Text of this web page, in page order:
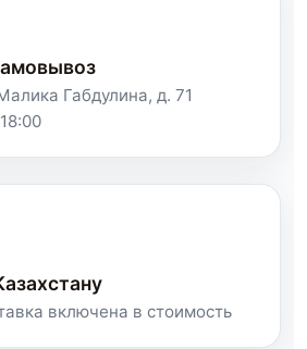
Габдулина, д. 71
включена в стоимость